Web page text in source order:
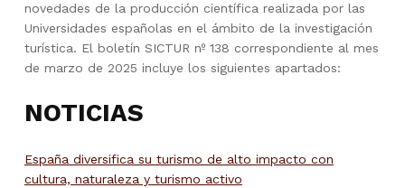
novedades de la producción científica realizada por las
Universidades españolas en el ámbito de la investigación
turística. El boletín SICTUR nº 138 correspondiente al mes
de marzo de 2025 incluye los siguientes apartados:
NOTICIAS
España diversifica su turismo de alto impacto con
cultura, naturaleza y turismo activo